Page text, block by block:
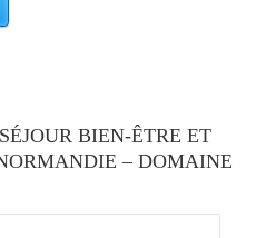
BIEN-ÊTRE ET
– DOMAINE